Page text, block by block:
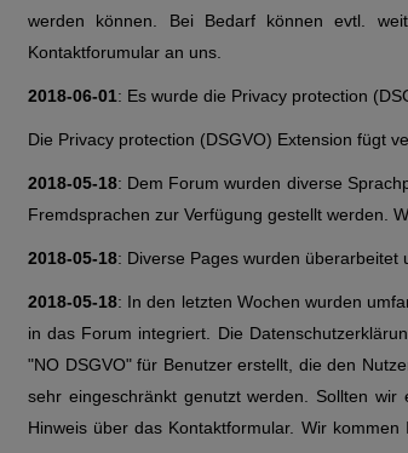
werden können. Bei Bedarf können evtl.
Kontaktforumular an uns.
2018-06-01: Es wurde die Privacy protection
Die Privacy protection (DSGVO) Extension fügt
2018-05-18: Dem Forum wurden diverse
Fremdsprachen zur Verfügung gestellt werden.
2018-05-18: Diverse Pages wurden überarbeitet
2018-05-18: In den letzten Wochen wurden
in das Forum integriert. Die
"NO DSGVO" für Benutzer erstellt, die den
sehr eingeschränkt genutzt werden. Sollten
Hinweis über das Kontaktformular. Wir